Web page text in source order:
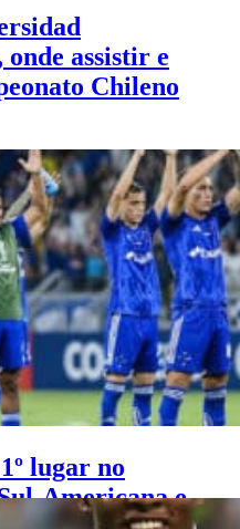
assistir e
Chileno
onde assistir e
(02/06)
lugar no
Americana e